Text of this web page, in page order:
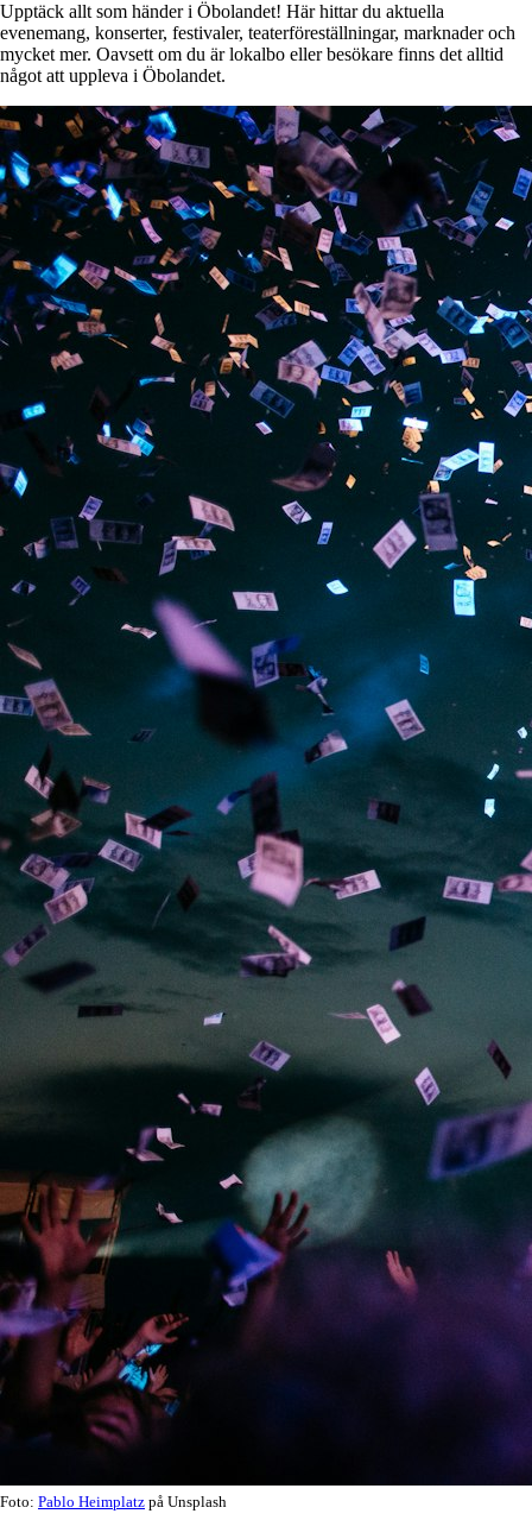
Upptäck allt som händer i Öbolandet! Här hittar du aktuella
evenemang, konserter, festivaler, teaterföreställningar, marknader och
mycket mer. Oavsett om du är lokalbo eller besökare finns det alltid
något att uppleva i Öbolandet.
Foto: Pablo Heimplatz på Unsplash